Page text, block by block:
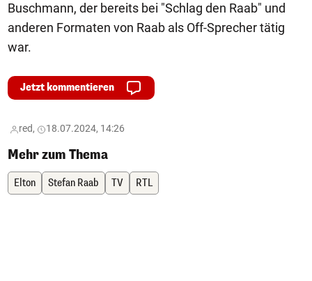
Buschmann, der bereits bei "Schlag den Raab" und
anderen Formaten von Raab als Off-Sprecher tätig
war.
Jetzt kommentieren
red, 18.07.2024, 14:26
Mehr zum Thema
Elton Stefan Raab TV RTL